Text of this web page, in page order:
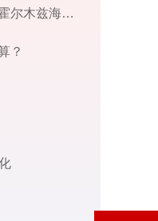
对违规者重罚
？